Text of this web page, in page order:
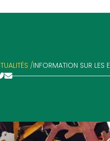
/INFORMATION SUR LES